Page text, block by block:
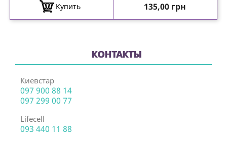
Купить Цена
135,00 грн
КОНТАКТЫ
Киевстар
097 900 88 14
097 299 00 77
Lifecell
093 440 11 88